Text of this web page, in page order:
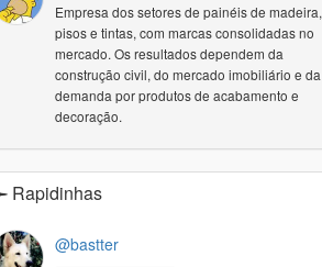
Empresa dos setores de painéis de madeira,
pisos e tintas, com marcas consolidadas no
mercado. Os resultados dependem da
construção civil, do mercado imobiliário e da
demanda por produtos de acabamento e
decoração.
Rapidinhas
@bastter